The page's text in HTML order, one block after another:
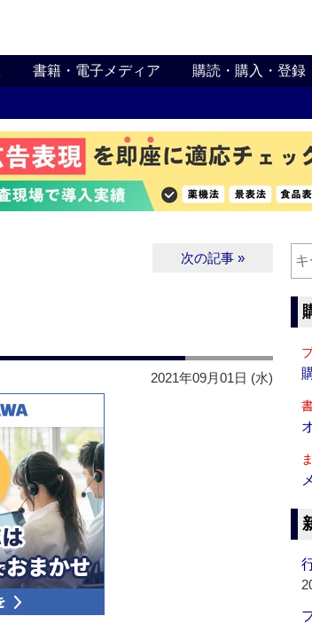
書籍・電子メディア 購読・購入・登録
次の記事 »
2021年09月01日 (水)